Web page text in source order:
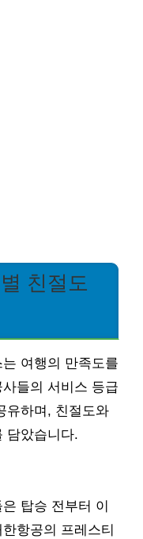
친절도
여행의 만족도를
들의 서비스 등급
유하며, 친절도와
담았습니다.
탑승 전부터 이
항공의 프레스티